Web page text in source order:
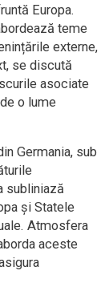
Europa.
teme
externe,
se discută
asociate
o lume
Germania, sub
subliniază
și Statele
Atmosfera
aceste